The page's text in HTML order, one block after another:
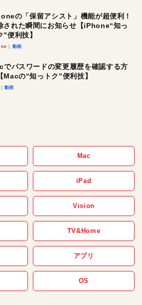
の「保留アシスト」機能が超便利！
された瞬間にお知らせ【iPhone“知っ
”便利技】
動画
でパスワードの変更履歴を確認する方
Macの“知っトク”便利技】
動画
Mac
iPad
Vision
TV&Home
アプリ
OS